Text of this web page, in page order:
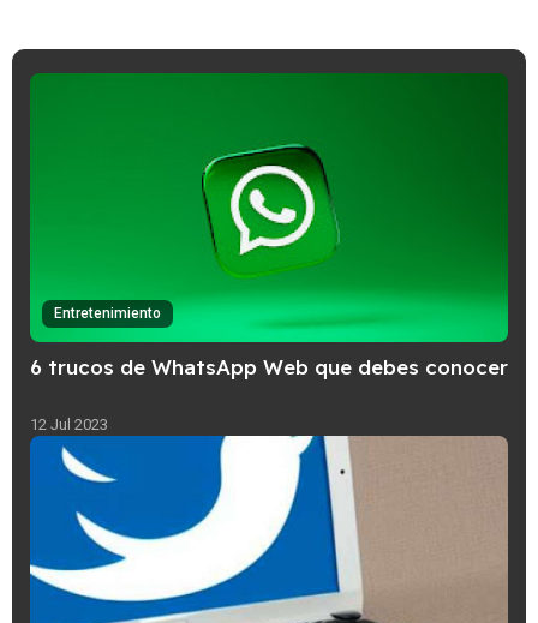
Entretenimiento
6 trucos de WhatsApp Web que debes conocer
12 Jul 2023